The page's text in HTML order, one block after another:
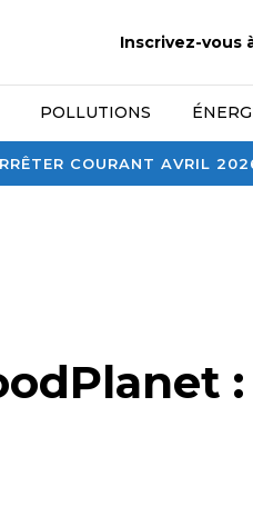
COURANT AVRIL
Inscrivez-vous
POLLUTIONS
: